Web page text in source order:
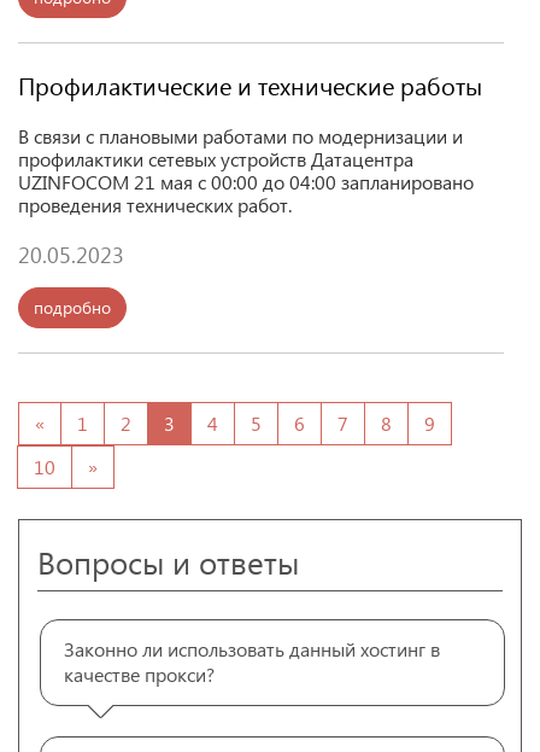
Профилактические и технические работы
В связи с плановыми работами по модернизации и
профилактики сетевых устройств Датацентра
UZINFOCOM 21 мая с 00:00 до 04:00 запланировано
проведения технических работ.
20.05.2023
подробно
« 1 2 3 4 5 6 7 8
9
10
»
Вопросы и ответы
Законно ли использовать данный хостинг в
качестве прокси?